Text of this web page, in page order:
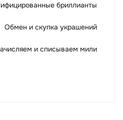
бриллианты
Обмен и скупка украшений
и списываем мили